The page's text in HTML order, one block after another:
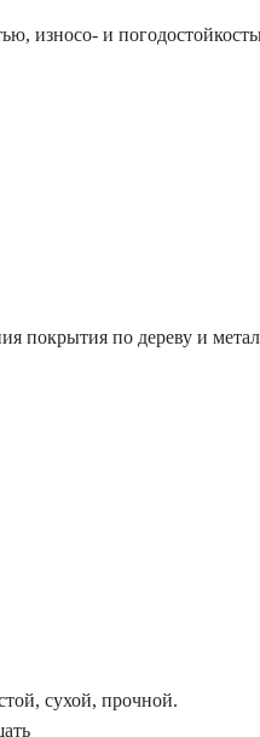
износо- и
покрытия по дереву и
сухой, прочной.